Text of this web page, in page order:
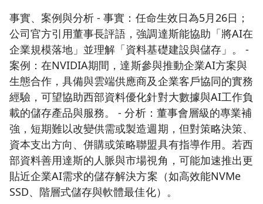
事實、案例與分析 - 事實：任命生效日為5月26日；
公司官方引用董事長評語，強調達斯能協助「將AI在
企業規模落地」並理解「資料基礎建設與儲存」。 -
案例：在NVIDIA期間，達斯參與推動企業AI方案與
生態合作，具備與雲端供應商及企業客戶協同的實務
經驗，可望協助西部資料優化針對大數據與AI工作負
載的儲存產品與服務。 - 分析：董事會層級的專業補
強，短期難以改變供需或製造週期，但對策略決策、
資本支出方向、併購或策略聯盟具有指導作用。若西
部資料善用達斯的人脈與市場視角，可能加速推出更
貼近企業AI需求的儲存解決方案（如高效能NVMe
SSD、階層式儲存與軟體最佳化）。